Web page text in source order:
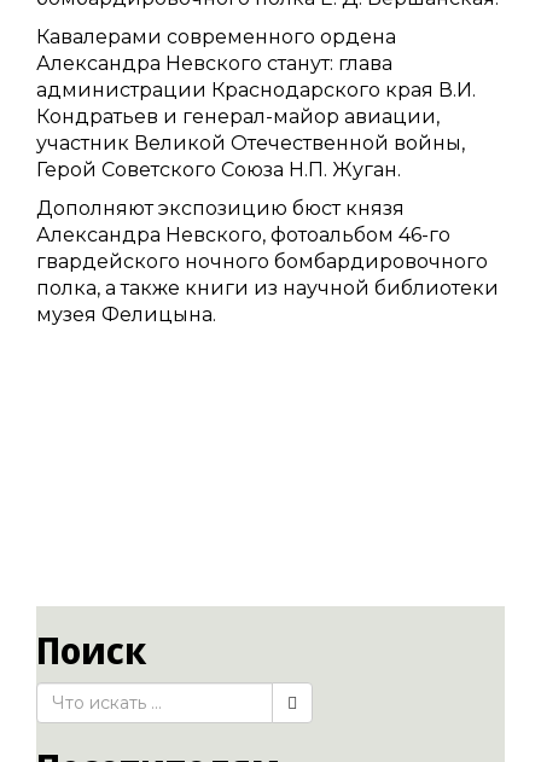
Кавалерами современного ордена
Александра Невского станут: глава
администрации Краснодарского края В.И.
Кондратьев и генерал-майор авиации,
участник Великой Отечественной войны,
Герой Советского Союза Н.П. Жуган.
Дополняют экспозицию бюст князя
Александра Невского, фотоальбом 46-го
гвардейского ночного бомбардировочного
полка, а также книги из научной библиотеки
музея Фелицына.
Поиск